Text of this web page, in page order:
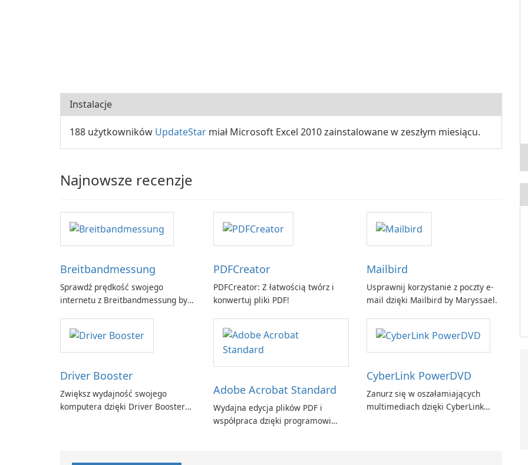
Instalacje
188 użytkowników UpdateStar miał Microsoft Excel 2010 zainstalowane w zeszłym miesiącu.
Najnowsze recenzje
Breitbandmessung
Sprawdź prędkość swojego
internetu z Breitbandmessung by
PDFCreator
PDFCreator: Z łatwością twórz i
konwertuj pliki PDF!
Mailbird
Usprawnij korzystanie z poczty e-
mail dzięki Mailbird by Maryssael.
Driver Booster
Zwiększ wydajność swojego
komputera dzięki Driver Booster
Adobe Acrobat Standard
Wydajna edycja plików PDF i
współpraca dzięki programowi
CyberLink PowerDVD
Zanurz się w oszałamiających
multimediach dzięki CyberLink